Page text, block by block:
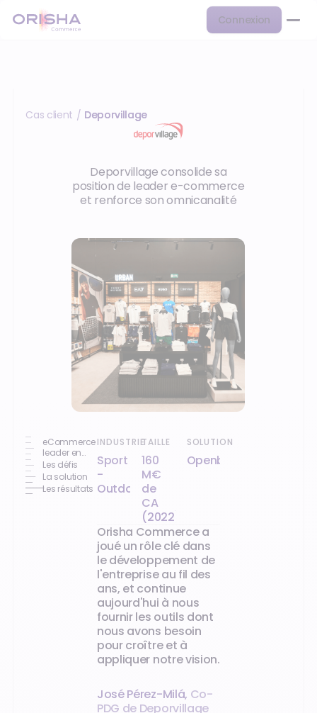
Connexion
Cas client / Deporvillage
Deporvillage consolide sa
position de leader e-commerce
et renforce son omnicanalité
eCommerce
leader en
Europe du
Sud pour les
produits
cyclisme
Les défis
La solution
Les résultats
INDUSTRIE
Sport
-
Outdoor
TAILLE
160
M€
de
CA
(2022)
SOLUTION
Openbravo
Orisha Commerce a
joué un rôle clé dans
le développement de
l'entreprise au fil des
ans, et continue
aujourd'hui à nous
fournir les outils dont
nous avons besoin
pour croître et à
appliquer notre vision.
José Pérez-Milá, Co-
PDG de Deporvillage